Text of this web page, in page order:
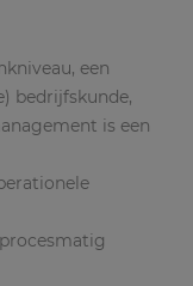
een
bedrijfskunde,
is een